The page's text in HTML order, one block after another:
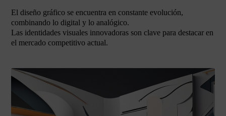
El diseño gráfico se encuentra en constante evolución,
combinando lo digital y lo analógico.
Las identidades visuales innovadoras son clave para destacar en
el mercado competitivo actual.